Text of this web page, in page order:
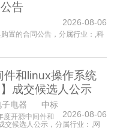
告
2026-08-06
置的合同公告，分属行业：,科
件和linux操作系统
成交候选人公示
子电器 中标
2026-08-06
度开源中间件和
交候选人公示，分属行业：,网